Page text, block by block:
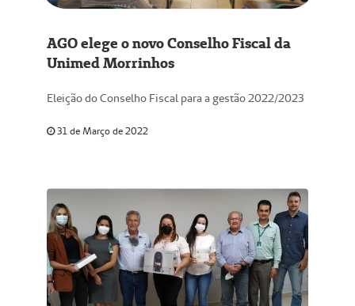
AGO elege o novo Conselho Fiscal da
Unimed Morrinhos
Eleição do Conselho Fiscal para a gestão 2022/2023
31 de Março de 2022